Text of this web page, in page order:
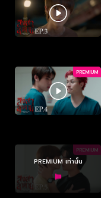
PREMIUM
PREMIUM
PREMIUM เท่านั้น